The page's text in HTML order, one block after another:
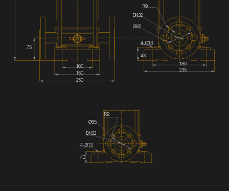
DN32
75
100
150
250
180
235
43
4-Ø13
Ø85
R9
DN32
R9
Ø85
4-Ø13
43